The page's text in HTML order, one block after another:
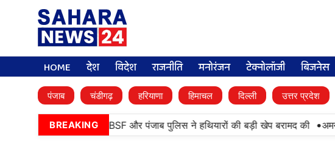
HOME देश विदेश राजनीति मनोरंजन टेक्नोलॉजी बिजनेस
पंजाब चंडीगढ़ हरियाणा हिमाचल दिल्ली उत्तर प्रदेश
BREAKING
तरनतारन में बड़ी कामयाबी, BSF और पंजाब पुलिस ने हथियारों की बड़ी खेप बरामद की • अमन